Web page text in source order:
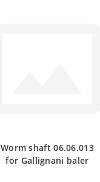
Worm shaft 06.06.013
for Gallignani baler